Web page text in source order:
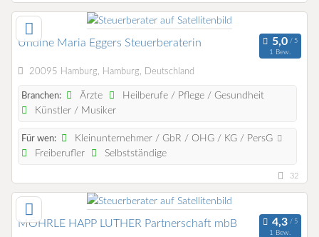
Undine Maria Eggers Steuerberaterin
1 Bew.
20095 Hamburg, Hamburg, Deutschland
Branchen: Ärzte
Heilberufe / Pflege / Gesundheit
Künstler / Musiker
Für wen:
Kleinunternehmer / GbR / OHG / KG / PersG
Freiberufler
Selbstständige
32
MÖHRLE HAPP LUTHER Partnerschaft mbB
1 Bew.